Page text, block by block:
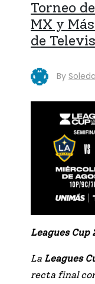
Torneo
MX y
de
By
Leagues Cup
La Leagues
recta final